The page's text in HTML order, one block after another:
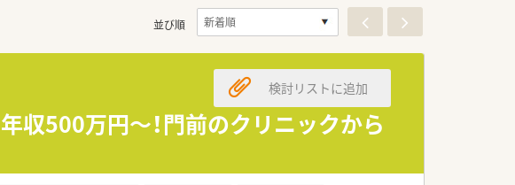
並び順
収500万円～！門前のクリニックから
検討リストに追加